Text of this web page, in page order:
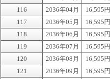
116
2036年04月 16,595円
117
2036年05月 16,595円
118
2036年06月 16,595円
119
2036年07月 16,595円
120
2036年08月 16,595円
121
2036年09月 16,595円